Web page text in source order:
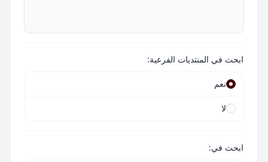
ابحث في المنتديات الفرعية:
نعم
لا
ابحث في: